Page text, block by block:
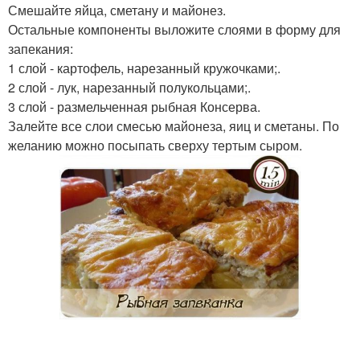
Смешайте яйца, сметану и майонез.
Остальные компоненты выложите слоями в форму для
запекания:
1 слой - картофель, нарезанный кружочками;.
2 слой - лук, нарезанный полукольцами;.
3 слой - размельченная рыбная Консерва.
Залейте все слои смесью майонеза, яиц и сметаны. По
желанию можно посыпать сверху тертым сыром.